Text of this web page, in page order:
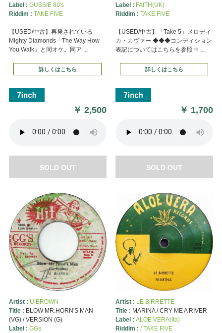
Label : GUSSIE 80's
Riddim : TAKE FIVE
【USED/中古】再発されている
Mighty Diamonds「The Way How
You Walk」と同オケ。同ア ...
詳しくはこちら
￥2,500
SOLD OUT
Label : FAITH(UK)
Riddim : TAKE FIVE
【USED/中古】「Take 5」メロディ
カ・カヴァー ◆◆◆コンディション
表記についてはこちらを参照⇒ ...
詳しくはこちら
￥ 1,700
SOLD OUT
Artist : U BROWN
Title : BLOW MR.HORN'S MAN
(VG) / VERSION (G)
Label : GGs
Artist : LE BIRRETTE
Title : MARINA / CRY ME A RIVER
Label : ALOE VERA(Ita)
Riddim : / TAKE FIVE